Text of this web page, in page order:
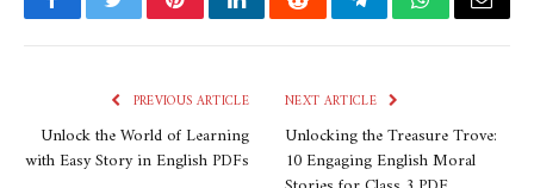
FacebookTwitterPinterestLinkedInRedditTelegramWhatsApp
Email
PREVIOUS ARTICLE
Unlock the World of Learning
with Easy Story in English PDFs
NEXT ARTICLE
Unlocking the Treasure Trove:
10 Engaging English Moral